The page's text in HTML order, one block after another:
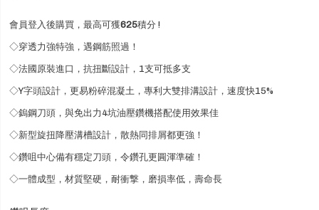
會員登入後購買，最高可獲625積分 !
◇穿透力強特強，遇鋼筋照過！
◇法國原裝進口，抗扭斷設計，1支可抵多支
◇Y字頭設計，更易粉碎混凝土，專利大雙排溝設計，速度快15%
◇鎢鋼刀頭，與免出力4坑油壓鑽機搭配使用效果佳
◇新型旋扭降壓溝槽設計，散熱同排屑都更強！
◇鑽咀中心備有穩定刀頭，令鑽孔更圓渾準確！
◇一體成型，材質堅硬，耐衝撃，磨損率低，壽命長